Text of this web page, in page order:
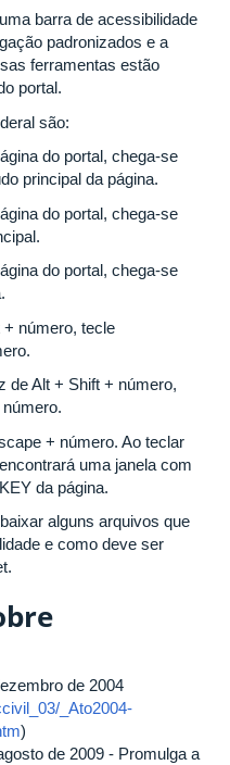
barra de acessibilidade
padronizados e a
ferramentas estão
portal.
são:
do portal, chega-se
principal da página.
do portal, chega-se
do portal, chega-se
número, tecle
de Alt + Shift + número,
+ número. Ao teclar
uma janela com
da página.
alguns arquivos que
e como deve ser
de 2004
_Ato2004-
)
de 2009 - Promulga a